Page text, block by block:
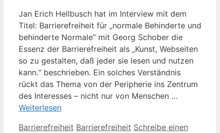
Jan Erich Hellbusch hat im Interview mit dem
Titel: Barrierefreiheit für „normale Behinderte und
behinderte Normale“ mit Georg Schober die
Essenz der Barrierefreiheit als „Kunst, Webseiten
so zu gestalten, daß jeder sie lesen und nutzen
kann.“ beschrieben. Ein solches Verständnis
rückt das Thema von der Peripherie ins Zentrum
des Interesses – nicht nur von Menschen …
Weiterlesen
Kategorien
Barrierefreiheit Schlagwörter
Barrierefreiheit Schreibe einen